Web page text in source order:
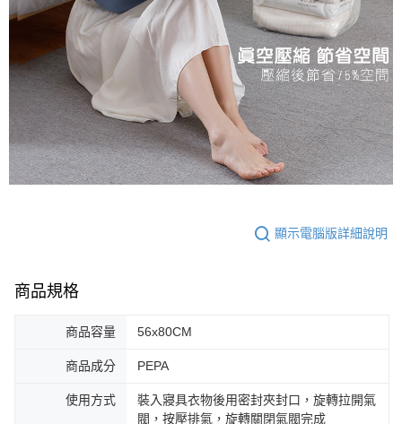
顯示電腦版詳細說明
商品規格
商品容量 56x80CM
商品成分 PEPA
使用方式
裝入寢具衣物後用密封夾封口，旋轉拉開氣
閥，按壓排氣，旋轉關閉氣閥完成